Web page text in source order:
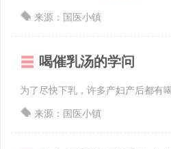
来源：国医小镇
喝催乳汤的学问
为了尽快下乳，许多产妇产后都有
来源：国医小镇